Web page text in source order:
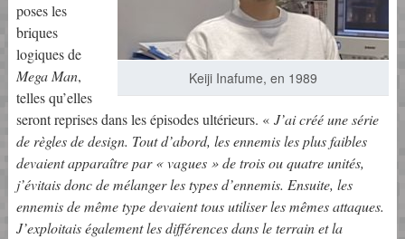
Keiji Inafume, en 1989
poses les
briques
logiques de
Mega Man,
telles qu’elles
seront reprises dans les épisodes ultérieurs. « J’ai créé une série
de règles de design. Tout d’abord, les ennemis les plus faibles
devaient apparaître par « vagues » de trois ou quatre unités,
j’évitais donc de mélanger les types d’ennemis. Ensuite, les
ennemis de même type devaient tous utiliser les mêmes attaques.
J’exploitais également les différences dans le terrain et la